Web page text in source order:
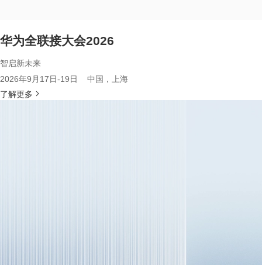
华为全联接大会2026
智启新未来
2026年9月17日-19日 中国，上海
了解更多